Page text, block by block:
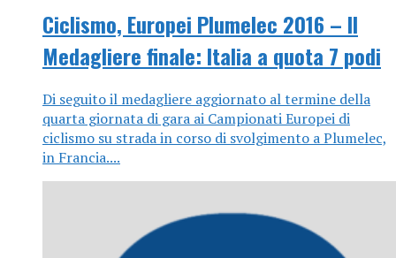
Ciclismo, Europei Plumelec 2016 – Il
Medagliere finale: Italia a quota 7 podi
Di seguito il medagliere aggiornato al termine della
quarta giornata di gara ai Campionati Europei di
ciclismo su strada in corso di svolgimento a Plumelec,
in Francia....